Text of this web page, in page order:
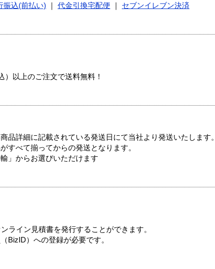
振込(前払い) 代金引換宅配便
セブンイレブン決済
以上のご注文で送料無料！
品詳細に記載されている発送日にて当社より発送いたします。
すべて揃ってからの発送となります。
」からお選びいただけます
ライン見積書を発行することができます。
BizID）への登録が必要です。